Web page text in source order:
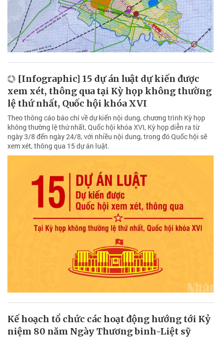
[Infographic] 15 dự án luật dự kiến được
xem xét, thông qua tại Kỳ họp không thường
lệ thứ nhất, Quốc hội khóa XVI
Theo thông cáo báo chí về dự kiến nội dung, chương trình Kỳ họp
không thường lệ thứ nhất, Quốc hội khóa XVI, Kỳ họp diễn ra từ
ngày 3/8 đến ngày 24/8, với nhiều nội dung, trong đó Quốc hội sẽ
xem xét, thông qua 15 dự án luật.
Kế hoạch tổ chức các hoạt động hướng tới Kỷ
niệm 80 năm Ngày Thương binh-Liệt sỹ